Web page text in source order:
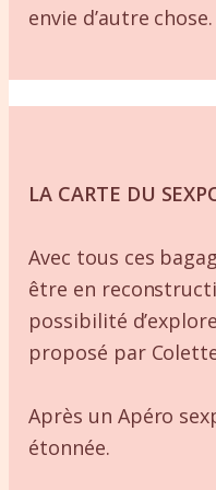
envie d’autre chose.
LA CARTE DU
Avec tous ces
être en
possibilité
proposé par
Après un Apéro
étonnée.